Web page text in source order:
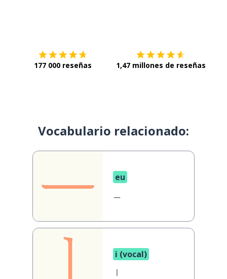
177 000 reseñas 1,47 millones de reseñas
Vocabulario relacionado:
eu
ㅡ
i (vocal)
ㅣ